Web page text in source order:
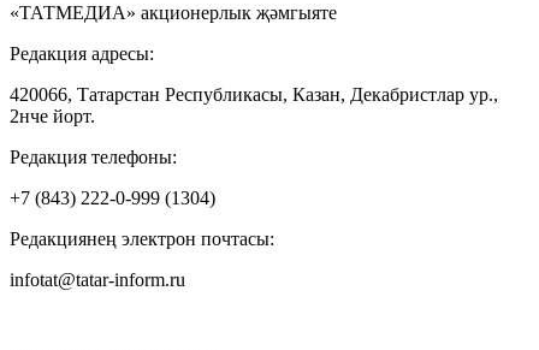
«ТАТМЕДИА» акционерлык җәмгыяте
Редакция адресы:
420066, Татарстан Республикасы, Казан, Декабристлар ур.,
2нче йорт.
Редакция телефоны:
+7 (843) 222-0-999 (1304)
Редакциянең электрон почтасы:
infotat@tatar-inform.ru